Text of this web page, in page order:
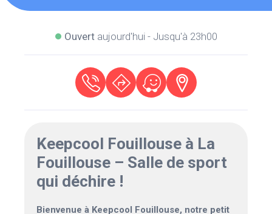
Ouvertaujourd'hui - Jusqu'à 23h00
Keepcool Fouillouse à La
Fouillouse – Salle de sport
qui déchire !
Bienvenue à Keepcool Fouillouse, notre petit